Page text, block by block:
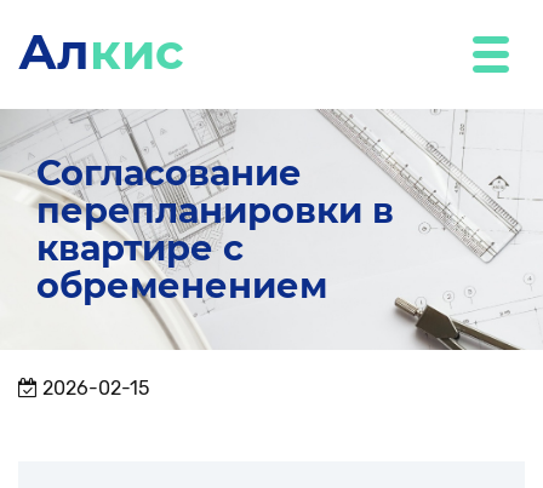
Алкис
Согласование
перепланировки в
квартире с
обременением
2026-02-15